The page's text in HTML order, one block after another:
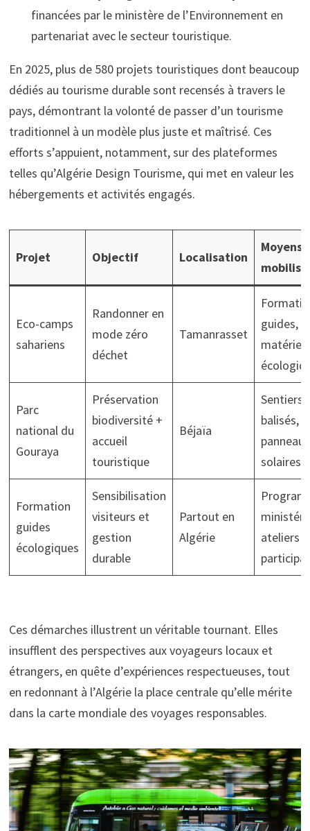
financées par le ministère de l’Environnement en
partenariat avec le secteur touristique.
En 2025, plus de 580 projets touristiques dont beaucoup
dédiés au tourisme durable sont recensés à travers le
pays, démontrant la volonté de passer d’un tourisme
traditionnel à un modèle plus juste et maîtrisé. Ces
efforts s’appuient, notamment, sur des plateformes
telles qu’Algérie Design Tourisme, qui met en valeur les
hébergements et activités engagés.
Projet Objectif Localisation
Moyens
Eco-camps
sahariens
Randonner en
mode zéro
déchet
Tamanrasset
guides,
matériel
Parc
national du
Gouraya
Préservation
biodiversité +
accueil
touristique
Béjaïa
Sentiers
balisés,
panneaux
solaires
Formation
guides
écologiques
Sensibilisation
visiteurs et
gestion
durable
Partout en
Algérie
ateliers
Ces démarches illustrent un véritable tournant. Elles
insufflent des perspectives aux voyageurs locaux et
étrangers, en quête d’expériences respectueuses, tout
en redonnant à l’Algérie la place centrale qu’elle mérite
dans la carte mondiale des voyages responsables.